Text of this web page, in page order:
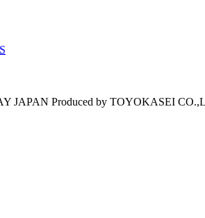
JAPAN Produced by TOYOKASEI